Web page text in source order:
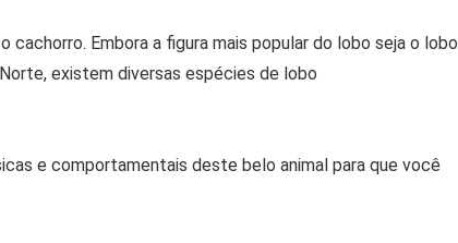
Embora a figura mais popular do lobo seja o lobo
existem diversas espécies de lobo
e comportamentais deste belo animal para que você